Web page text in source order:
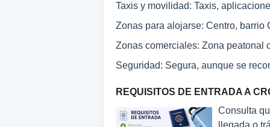
Taxis y movilidad: Taxis,
Zonas para alojarse: Centro, barrio
Zonas comerciales: Zona peatonal
Seguridad: Segura, aunque se
REQUISITOS DE ENTRADA A
Consulta
llegada o